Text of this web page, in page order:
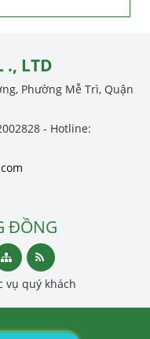
., LTD
Phường Mễ Trì, Quận
- Hotline:
ĐỒNG
vụ quý khách